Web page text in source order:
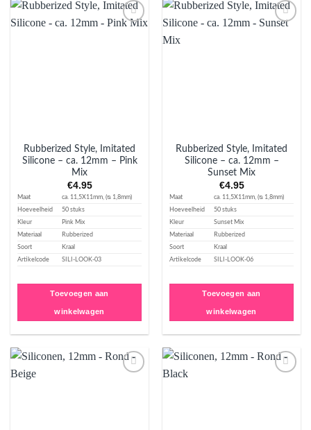
Rubberized Style, Imitated
Silicone – ca. 12mm – Pink
Mix
€4.95
Maat
ca. 11,5X11mm, (ᴓ 1,8mm)
Hoeveelheid
50 stuks
Kleur
Pink Mix
Materiaal
Rubberized
Soort
Kraal
Artikelcode
SILI-LOOK-03
Toevoegen aan
winkelwagen
Rubberized Style, Imitated
Silicone – ca. 12mm –
Sunset Mix
€4.95
Maat
ca. 11,5X11mm, (ᴓ 1,8mm)
Hoeveelheid
50 stuks
Kleur
Sunset Mix
Materiaal
Rubberized
Soort
Kraal
Artikelcode
SILI-LOOK-06
Toevoegen aan
winkelwagen